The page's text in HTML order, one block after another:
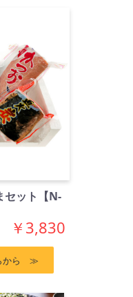
セット【N-
￥3,830
から ≫